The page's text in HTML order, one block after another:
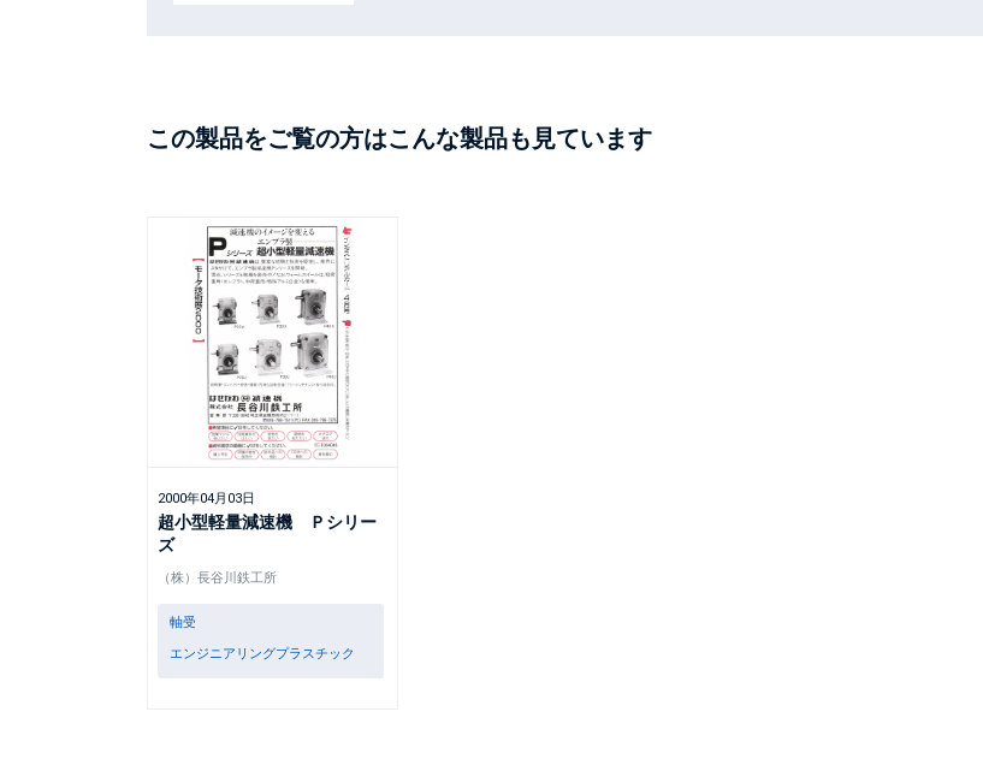
この製品をご覧の方はこんな製品も見ています
2000年04月03日
超小型軽量減速機 Ｐシリー
ズ
（株）長谷川鉄工所
軸受
エンジニアリングプラスチック